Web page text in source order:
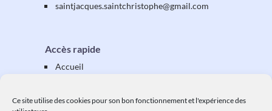
Ce site utilise des cookies pour son bon fonctionnement et l'expérience des
saintjacques.saintchristophe@gmail.com
Accès rapide
Accueil
Équipes & activités